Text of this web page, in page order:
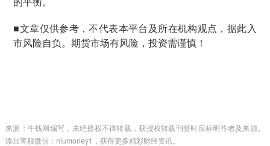
■文章仅供参考，不代表本平台及所在机构观点，据此入
市风险自负。期货市场有风险，投资需谨慎！
来源：牛钱网编写，未经授权不得转载，获授权转载刊登时应标明作者及来源。
添加客服微信：niumoney1，获得更多精彩财经资讯。